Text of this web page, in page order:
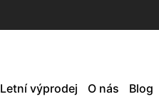
Letní výprodej O nás Blog